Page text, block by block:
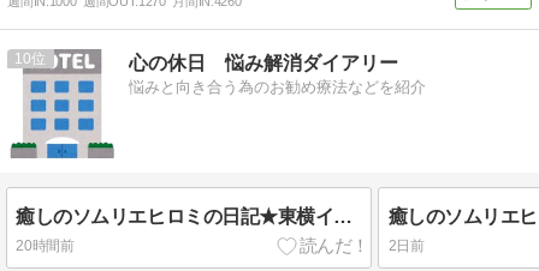
10 心の休日 悩み解消ダイアリー
悩みと向き合う為のお勧め療法などを紹介
癒しのソムリエヒロミの日記★東横インのCM気に入ってます
20時間前 2日前